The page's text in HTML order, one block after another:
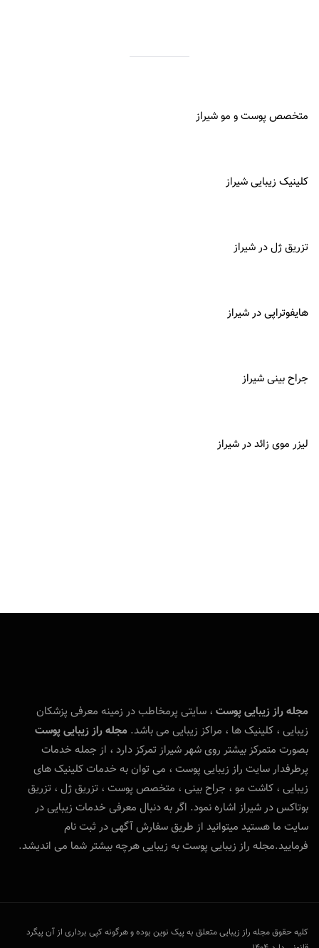
متخصص پوست و مو شیراز
کلینیک زیبایی شیراز
تزریق ژل در شیراز
هایفوتراپی در شیراز
جراح بینی شیراز
لیزر موی زائد در شیراز
مجله راز زیبایی پوست ، سایتی پرمخاطب در زمینه معرفی پزشکان
زیبایی ، کلینیک ها ، مراکز زیبایی می باشد. مجله راز زیبایی پوست
بصورت متمرکز بیشتر روی شهر شیراز تمرکز دارد ، از جمله خدمات
پرطرفدار سایت راز زیبایی پوست ، می توان به خدمات کلینیک های
زیبایی ، کاشت مو ، جراح بینی ، متخصص پوست ، تزریق ژل ، تزریق
بوتاکس در شیراز اشاره نمود. اگر به دنبال معرفی خدمات زیبایی در
سایت ما هستید میتوانید از طریق سفارش آگهی در ثبت نام
فرمایید.مجله راز زیبایی پوست به زیبایی هرچه بیشتر شما می اندیشد.
کلیه حقوق مجله راز زیبایی متعلق به پیک نوین بوده و هرگونه کپی برداری از آن پیگرد